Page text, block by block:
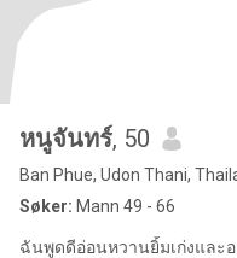
หนูจันทร์, 50
Ban Phue, Udon Thani,
Søker: Mann 49 - 66
ฉันพูดดีอ่อนหวานยิ้มเก่งและ